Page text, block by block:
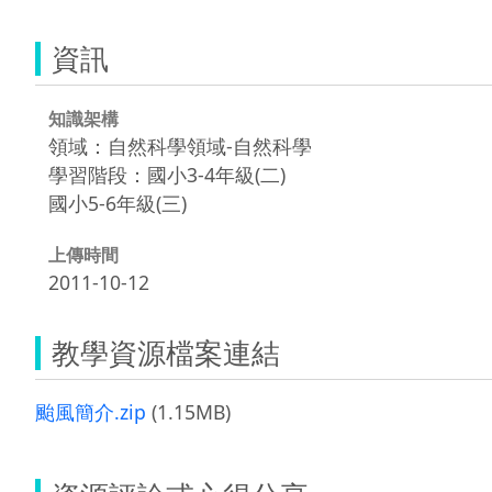
資訊
知識架構
領域：自然科學領域-自然科學
學習階段：國小3-4年級(二)
國小5-6年級(三)
上傳時間
2011-10-12
教學資源檔案連結
颱風簡介.zip (1.15MB)